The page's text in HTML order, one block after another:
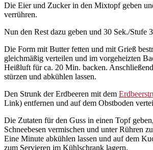
Die Eier und Zucker in den Mixtopf geben
verrühren.
Nun den Rest dazu geben und 30 Sek./Stufe
Die Form mit Butter fetten und mit Grieß
gleichmäßig verteilen und im vorgeheizten
Heißluft für ca. 20 Min. backen.
stürzen und abkühlen lassen.
Den Strunk der Erdbeeren mit dem
Link) entfernen und auf dem Obstboden
Die Zutaten für den Guss in einen Topf
Schneebesen vermischen und unter Rühren
Eine Minute abkühlen lassen und auf dem
zum Servieren im Kühlschrank lagern.